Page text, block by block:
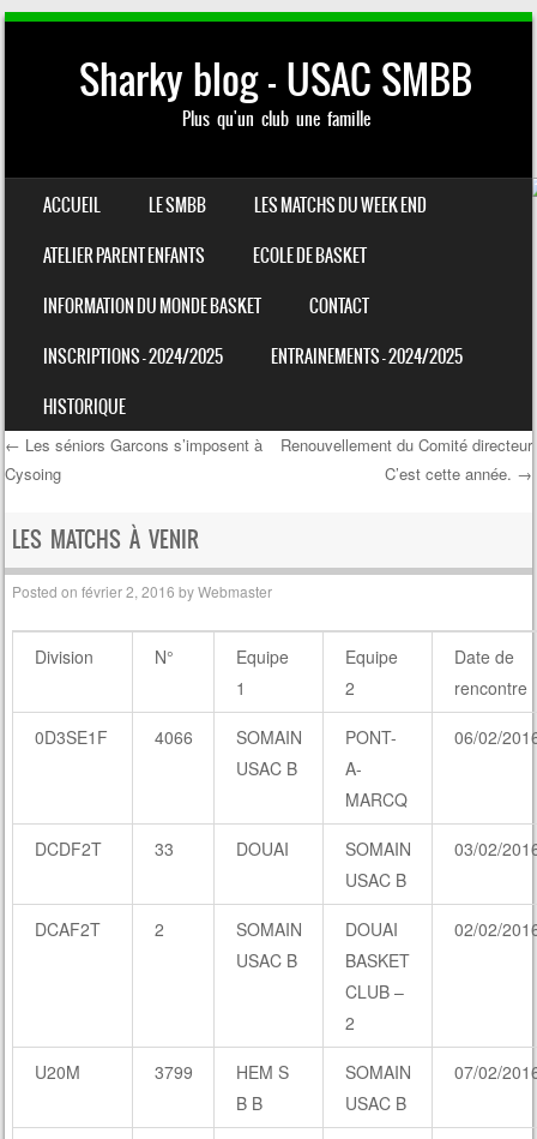
Sharky blog – USAC SMBB
Plus qu'un club une famille
MENU
SKIP TO CONTENT
ACCUEIL LE SMBB
LES MATCHS DU WEEK END
ATELIER PARENT ENFANTS
ECOLE DE BASKET
INFORMATION DU MONDE BASKET
CONTACT
INSCRIPTIONS – 2024/2025
ENTRAINEMENTS – 2024/2025
HISTORIQUE
Post navigation
← Les séniors Garcons s’imposent à
Cysoing
Renouvellement du Comité directeur
C’est cette année. →
LES MATCHS À VENIR
Posted onfévrier 2, 2016 byWebmaster
Division N°
Equipe
1
Equipe
2
Date de
rencontre
0D3SE1F 4066
SOMAIN
USAC B
PONT-
A-
MARCQ
06/02/
DCDF2T 33 DOUAI
SOMAIN
USAC B
03/02/
DCAF2T 2
SOMAIN
USAC B
DOUAI
BASKET
CLUB –
2
02/02/
U20M 3799
HEM S
B B
SOMAIN
USAC B
07/02/